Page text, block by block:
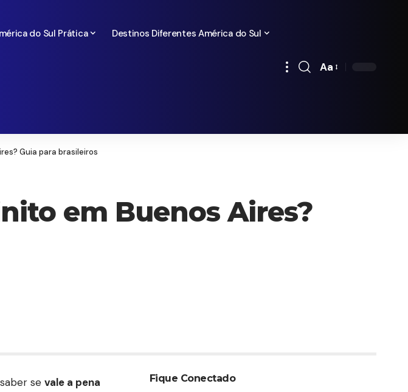
do Sul Prática Destinos Diferentes América do Sul
Aa
Guia para brasileiros
em Buenos Aires?
se vale a pena
Fique Conectado